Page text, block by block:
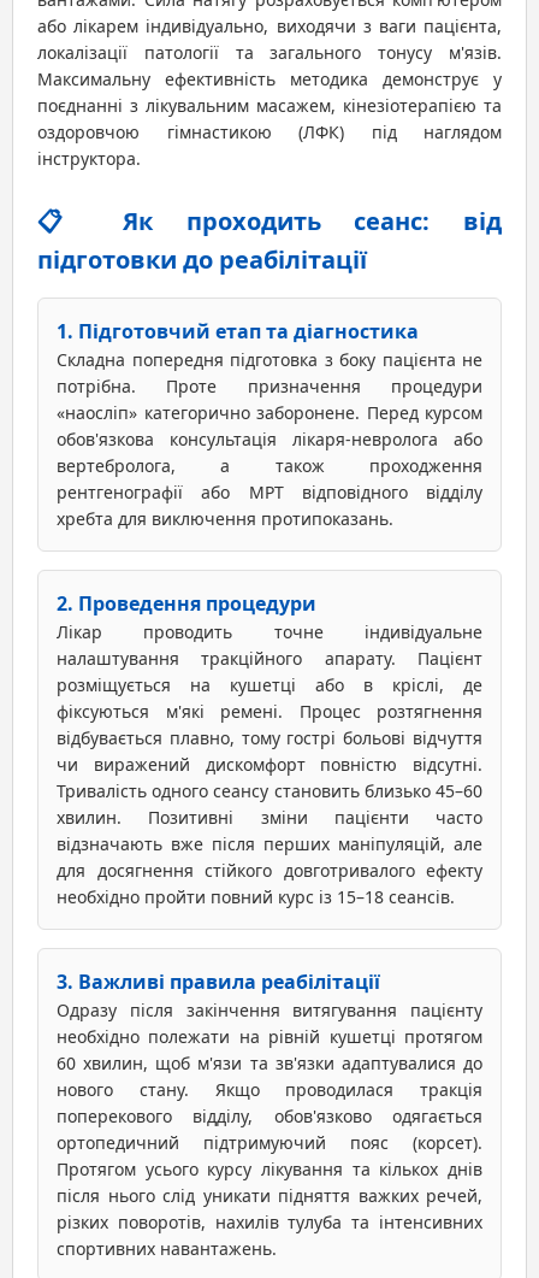
або лікарем індивідуально, виходячи з ваги пацієнта,
локалізації патології та загального тонусу м'язів.
Максимальну ефективність методика демонструє у
поєднанні з лікувальним масажем, кінезіотерапією та
оздоровчою гімнастикою (ЛФК) під наглядом
інструктора.
📋 Як проходить сеанс: від
підготовки до реабілітації
1. Підготовчий етап та діагностика
Складна попередня підготовка з боку пацієнта не
потрібна. Проте призначення процедури
«наосліп» категорично заборонене. Перед курсом
обов'язкова консультація лікаря-невролога або
вертебролога, а також проходження
рентгенографії або МРТ відповідного відділу
хребта для виключення протипоказань.
2. Проведення процедури
Лікар проводить точне індивідуальне
налаштування тракційного апарату. Пацієнт
розміщується на кушетці або в кріслі, де
фіксуються м'які ремені. Процес розтягнення
відбувається плавно, тому гострі больові відчуття
чи виражений дискомфорт повністю відсутні.
Тривалість одного сеансу становить близько 45–60
хвилин. Позитивні зміни пацієнти часто
відзначають вже після перших маніпуляцій, але
для досягнення стійкого довготривалого ефекту
необхідно пройти повний курс із 15–18 сеансів.
3. Важливі правила реабілітації
Одразу після закінчення витягування пацієнту
необхідно полежати на рівній кушетці протягом
60 хвилин, щоб м'язи та зв'язки адаптувалися до
нового стану. Якщо проводилася тракція
поперекового відділу, обов'язково одягається
ортопедичний підтримуючий пояс (корсет).
Протягом усього курсу лікування та кількох днів
після нього слід уникати підняття важких речей,
різких поворотів, нахилів тулуба та інтенсивних
спортивних навантажень.